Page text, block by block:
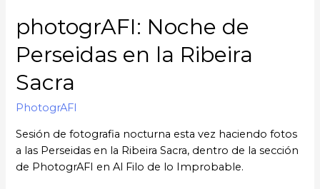
photogrAFI: Noche de
Perseidas en la Ribeira
Sacra
PhotogrAFI
Sesión de fotografia nocturna esta vez haciendo fotos
a las Perseidas en la Ribeira Sacra, dentro de la sección
de PhotogrAFI en Al Filo de lo Improbable.